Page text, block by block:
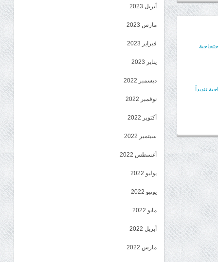
تنديداً
أبريل 2023
مارس 2023
فبراير 2023
يناير 2023
ديسمبر 2022
نوفمبر 2022
أكتوبر 2022
سبتمبر 2022
أغسطس 2022
يوليو 2022
يونيو 2022
مايو 2022
أبريل 2022
مارس 2022